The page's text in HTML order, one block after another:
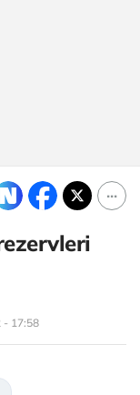
- 17:58